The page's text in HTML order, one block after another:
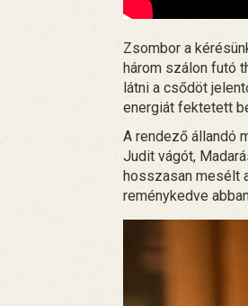
Zsombor a
három szálon futó
látni a csődöt
energiát fektetett
A rendező állandó
Judit vágót,
hosszasan mesélt
reménykedve